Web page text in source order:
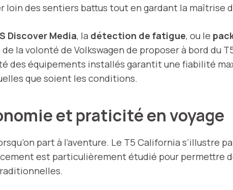
loin des sentiers battus tout en gardant la maîtrise
Discover Media, la détection de fatigue, ou le
la volonté de Volkswagen de proposer à bord du
des équipements installés garantit une fiabilité
que soient les conditions.
et praticité en voyage
part à l’aventure. Le T5 California s’illustre
est particulièrement étudié pour permettre